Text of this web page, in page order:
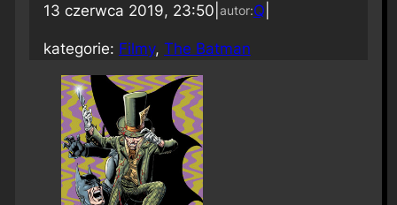
13 czerwca 2019, 23:50 autor:Q
kategorie: Filmy, The Batman